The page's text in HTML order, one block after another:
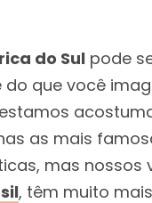
do Sul pode
que você
as mais
mas nossos
, têm muito